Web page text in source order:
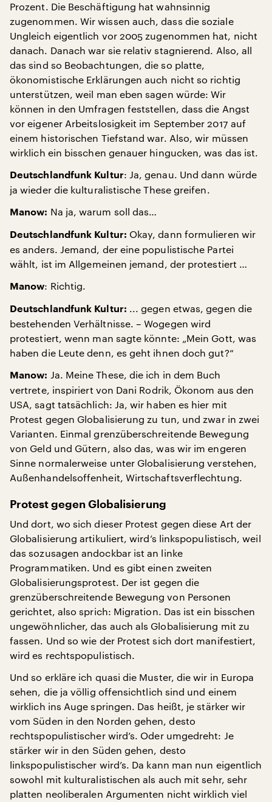
Prozent. Die Beschäftigung hat wahnsinnig
zugenommen. Wir wissen auch, dass die soziale
Ungleich eigentlich vor 2005 zugenommen hat, nicht
danach. Danach war sie relativ stagnierend. Also, all
das sind so Beobachtungen, die so platte,
ökonomistische Erklärungen auch nicht so richtig
unterstützen, weil man eben sagen würde: Wir
können in den Umfragen feststellen, dass die Angst
vor eigener Arbeitslosigkeit im September 2017 auf
einem historischen Tiefstand war. Also, wir müssen
wirklich ein bisschen genauer hingucken, was das ist.
Deutschlandfunk Kultur: Ja, genau. Und dann würde
ja wieder die kulturalistische These greifen.
Manow: Na ja, warum soll das…
Deutschlandfunk Kultur: Okay, dann formulieren wir
es anders. Jemand, der eine populistische Partei
wählt, ist im Allgemeinen jemand, der protestiert …
Manow: Richtig.
Deutschlandfunk Kultur: ... gegen etwas, gegen die
bestehenden Verhältnisse. – Wogegen wird
protestiert, wenn man sagte könnte: „Mein Gott, was
haben die Leute denn, es geht ihnen doch gut?“
Manow: Ja. Meine These, die ich in dem Buch
vertrete, inspiriert von Dani Rodrik, Ökonom aus den
USA, sagt tatsächlich: Ja, wir haben es hier mit
Protest gegen Globalisierung zu tun, und zwar in zwei
Varianten. Einmal grenzüberschreitende Bewegung
von Geld und Gütern, also das, was wir im engeren
Sinne normalerweise unter Globalisierung verstehen,
Außenhandelsoffenheit, Wirtschaftsverflechtung.
Protest gegen Globalisierung
Und dort, wo sich dieser Protest gegen diese Art der
Globalisierung artikuliert, wird’s linkspopulistisch, weil
das sozusagen andockbar ist an linke
Programmatiken. Und es gibt einen zweiten
Globalisierungsprotest. Der ist gegen die
grenzüberschreitende Bewegung von Personen
gerichtet, also sprich: Migration. Das ist ein bisschen
ungewöhnlicher, das auch als Globalisierung mit zu
fassen. Und so wie der Protest sich dort manifestiert,
wird es rechtspopulistisch.
Und so erkläre ich quasi die Muster, die wir in Europa
sehen, die ja völlig offensichtlich sind und einem
wirklich ins Auge springen. Das heißt, je stärker wir
vom Süden in den Norden gehen, desto
rechtspopulistischer wird’s. Oder umgedreht: Je
stärker wir in den Süden gehen, desto
linkspopulistischer wird’s. Da kann man nun eigentlich
sowohl mit kulturalistischen als auch mit sehr, sehr
platten neoliberalen Argumenten nicht wirklich viel